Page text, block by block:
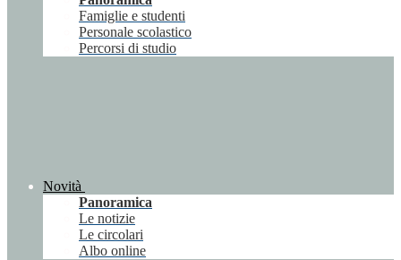
Famiglie e studenti
Personale scolastico
Percorsi di studio
Novità
Panoramica
Le notizie
Le circolari
Albo online